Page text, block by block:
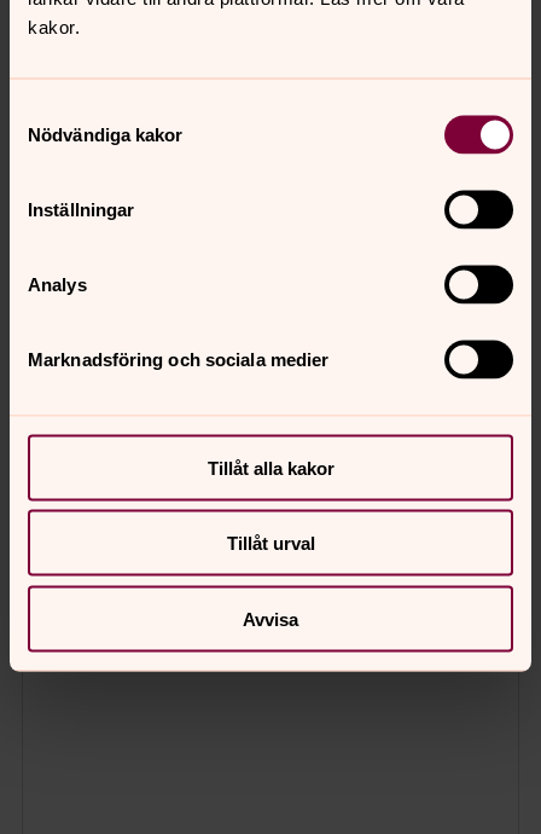
kakor.
Nödvändiga kakor
Inställningar
Analys
Marknadsföring och sociala medier
Tillåt alla kakor
Tillåt urval
Avvisa